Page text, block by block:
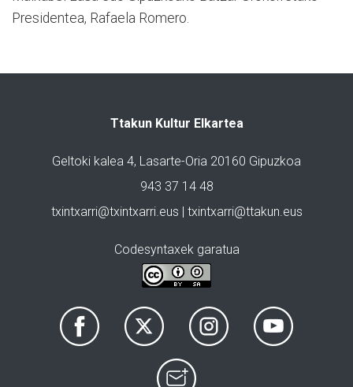
Presidentea, Rafaela Romero.
Ttakun Kultur Elkartea
Geltoki kalea 4, Lasarte-Oria 20160 Gipuzkoa
943 37 14 48
txintxarri@txintxarri.eus | txintxarri@ttakun.eus
Codesyntaxek garatua